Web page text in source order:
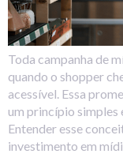
Toda campanha de
quando o shopper
acessível. Essa
um princípio simples
Entender esse
investimento em